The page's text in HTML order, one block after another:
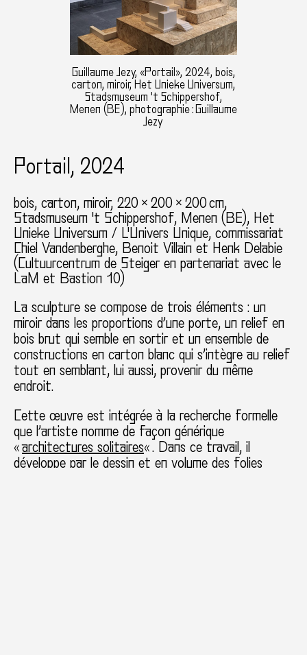
Guillaume Jezy, «Portail», 2024, bois,
carton, miroir, Het Unieke Universum,
Stadsmuseum 't Schippershof,
Menen (BE), photographie : Guillaume
Jezy
Portail, 2024
bois, carton, miroir 220 × 200 × 200 cm
Stadsmuseum 't Schippershof Menen (BE) Het
Unieke Universum / L'Univers Unique commissariat
Chiel Vandenberghe, Benoit Villain et Henk Delabie
(Cultuurcentrum de Steiger en partenariat avec le
LaM et Bastion 10)
La sculpture se compose de trois éléments : un
miroir dans les proportions d’une porte, un relief en
bois brut qui semble en sortir et un ensemble de
constructions en carton blanc qui s’intègre au relief
tout en semblant, lui aussi, provenir du même
endroit.
Cette œuvre est intégrée à la recherche formelle
que l’artiste nomme de façon générique
«architectures solitaires« . Dans ce travail, il
développe par le dessin et en volume des folies